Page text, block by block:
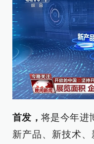
首发，将是今年进
新产品、新技术